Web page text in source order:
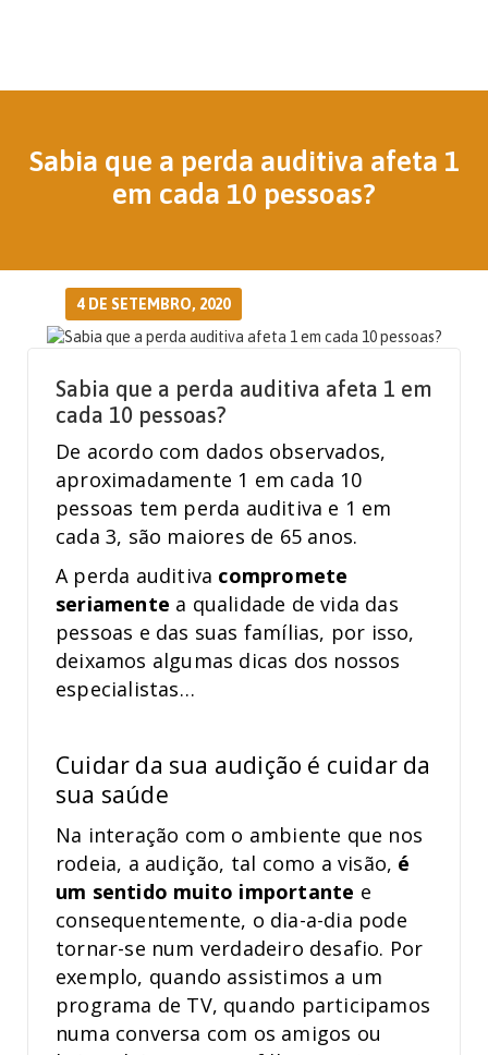
Sabia que a perda auditiva afeta 1
em cada 10 pessoas?
4 DE SETEMBRO, 2020
Sabia que a perda auditiva afeta 1 em
cada 10 pessoas?
De acordo com dados observados,
aproximadamente 1 em cada 10
pessoas tem perda auditiva e 1 em
cada 3, são maiores de 65 anos.
A perda auditiva compromete
seriamente a qualidade de vida das
pessoas e das suas famílias, por isso,
deixamos algumas dicas dos nossos
especialistas…
Cuidar da sua audição é cuidar da
sua saúde
Na interação com o ambiente que nos
rodeia, a audição, tal como a visão, é
um sentido muito importante e
consequentemente, o dia-a-dia pode
tornar-se num verdadeiro desafio. Por
exemplo, quando assistimos a um
programa de TV, quando participamos
numa conversa com os amigos ou